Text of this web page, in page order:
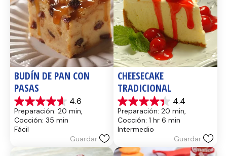
BUDÍN DE PAN CON
PASAS
4.6
4.6
de
5
estrellas.
reseñas
Preparación: 20 min,
Cocción: 35 min
Fácil
Guardar
CHEESECAKE
TRADICIONAL
4.4
4.4
de
5
estrellas.
reseñas
Preparación: 20 min,
Cocción: 1 hr 6 min
Intermedio
Guardar